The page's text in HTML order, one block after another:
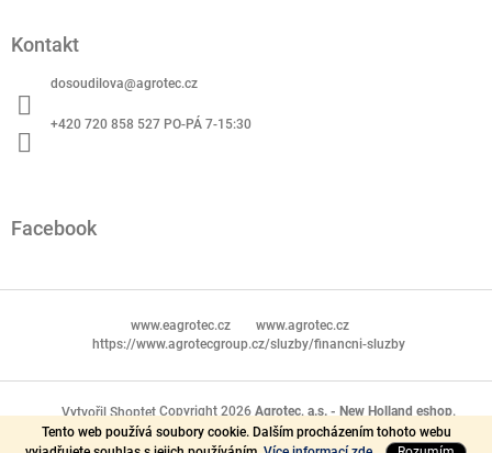
Tento web používá soubory cookie. Dalším procházením tohoto webu
Kontakt
dosoudilova@agrotec.cz
+420 720 858 527 PO-PÁ 7-15:30
Facebook
www.eagrotec.cz
www.agrotec.cz
https://www.agrotecgroup.cz/sluzby/financni-sluzby
Vytvořil Shoptet Copyright 2026Agrotec, a.s. - New Holland eshop.
Všechna práva vyhrazena.